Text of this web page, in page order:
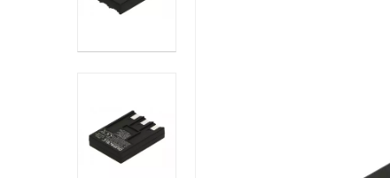
Control y calidad